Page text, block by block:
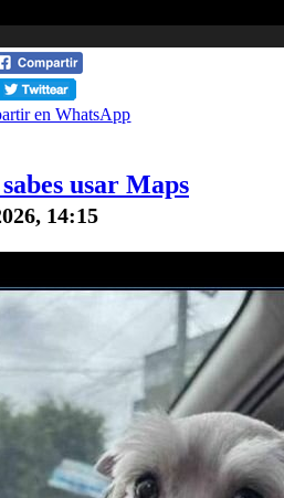
usar Maps
14:15